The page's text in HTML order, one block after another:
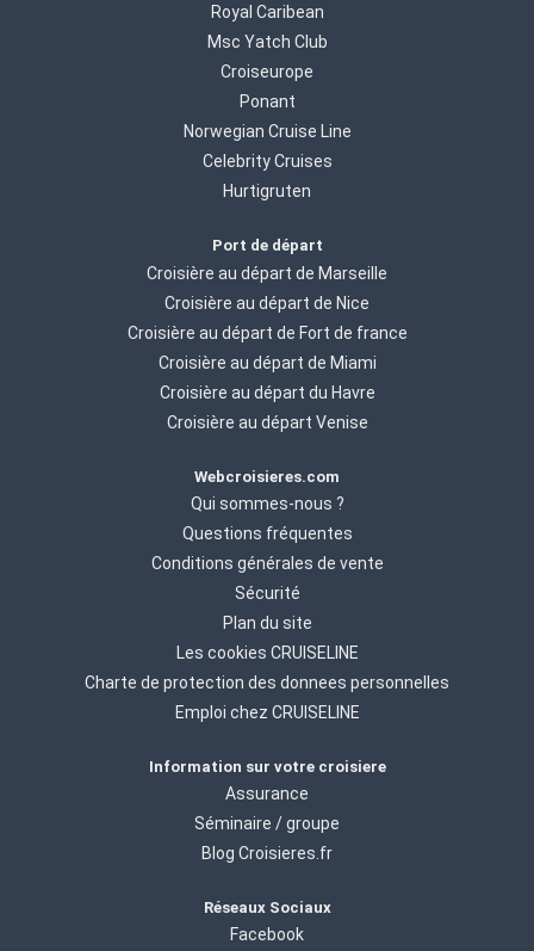
Royal Caribean
Msc Yatch Club
Croiseurope
Ponant
Norwegian Cruise Line
Celebrity Cruises
Hurtigruten
Port de départ
Croisière au départ de Marseille
Croisière au départ de Nice
Croisière au départ de Fort de france
Croisière au départ de Miami
Croisière au départ du Havre
Croisière au départ Venise
Webcroisieres.com
Qui sommes-nous ?
Questions fréquentes
Conditions générales de vente
Sécurité
Plan du site
Les cookies CRUISELINE
Charte de protection des donnees personnelles
Emploi chez CRUISELINE
Information sur votre croisiere
Assurance
Séminaire / groupe
Blog Croisieres.fr
Réseaux Sociaux
Facebook